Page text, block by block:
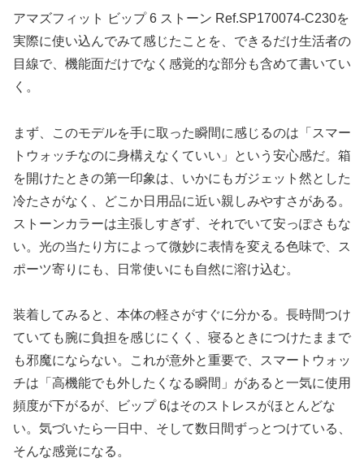
アマズフィット ビップ 6 ストーン Ref.SP170074-C230を
実際に使い込んでみて感じたことを、できるだけ生活者の
目線で、機能面だけでなく感覚的な部分も含めて書いてい
く。
まず、このモデルを手に取った瞬間に感じるのは「スマー
トウォッチなのに身構えなくていい」という安心感だ。箱
を開けたときの第一印象は、いかにもガジェット然とした
冷たさがなく、どこか日用品に近い親しみやすさがある。
ストーンカラーは主張しすぎず、それでいて安っぽさもな
い。光の当たり方によって微妙に表情を変える色味で、ス
ポーツ寄りにも、日常使いにも自然に溶け込む。
装着してみると、本体の軽さがすぐに分かる。長時間つけ
ていても腕に負担を感じにくく、寝るときにつけたままで
も邪魔にならない。これが意外と重要で、スマートウォッ
チは「高機能でも外したくなる瞬間」があると一気に使用
頻度が下がるが、ビップ 6はそのストレスがほとんどな
い。気づいたら一日中、そして数日間ずっとつけている、
そんな感覚になる。